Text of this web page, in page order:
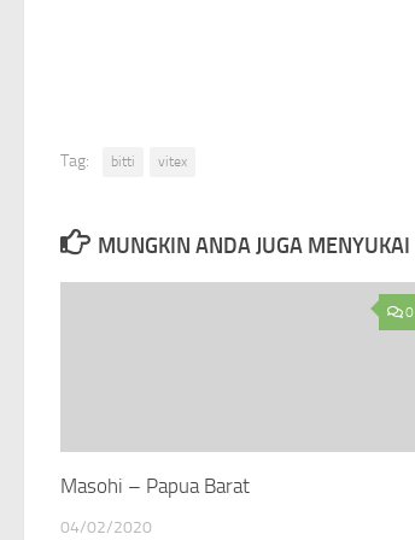
Tag: bitti vitex
MUNGKIN ANDA JUGA MENYUKAI
0
Masohi – Papua Barat
04/02/2020